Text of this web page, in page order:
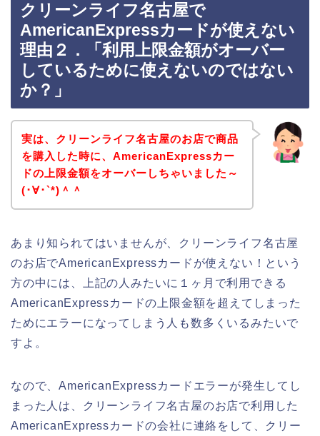
クリーンライフ名古屋で
AmericanExpressカードが使えない
理由２．「利用上限金額がオーバー
しているために使えないのではない
か？」
実は、クリーンライフ名古屋のお店で商品
を購入した時に、AmericanExpressカー
ドの上限金額をオーバーしちゃいました～
(･∀･`*)＾＾
あまり知られてはいませんが、クリーンライフ名古屋
のお店でAmericanExpressカードが使えない！という
方の中には、上記の人みたいに１ヶ月で利用できる
AmericanExpressカードの上限金額を超えてしまった
ためにエラーになってしまう人も数多くいるみたいで
すよ。
なので、AmericanExpressカードエラーが発生してし
まった人は、クリーンライフ名古屋のお店で利用した
AmericanExpressカードの会社に連絡をして、クリー